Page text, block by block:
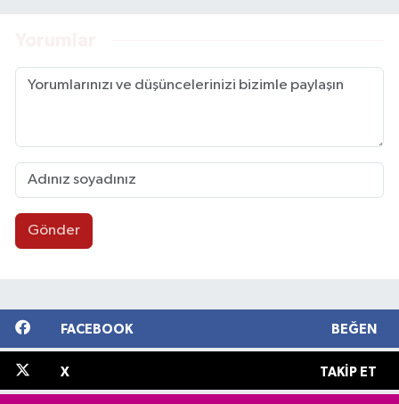
Gönder
FACEBOOK BEĞEN
X TAKIP ET